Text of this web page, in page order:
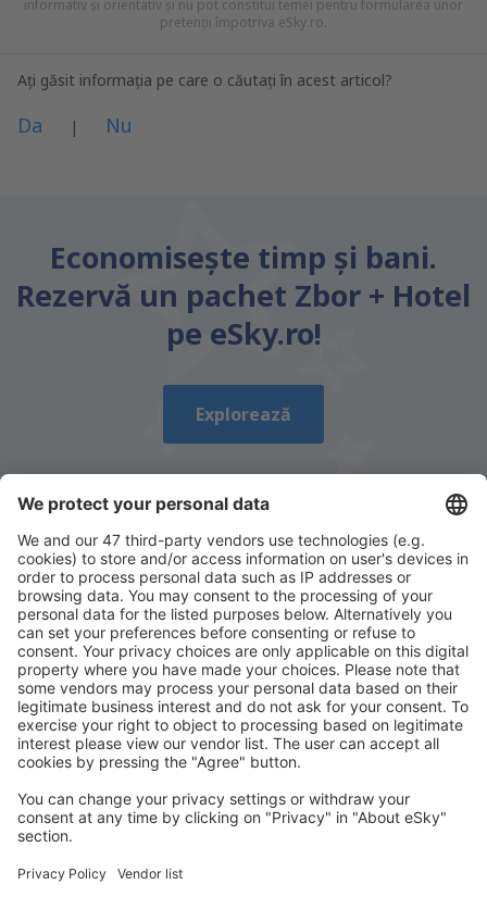
informativ și orientativ și nu pot constitui temei pentru formularea unor
pretenții împotriva eSky.ro.
Ați găsit informația pe care o căutați în acest articol?
Da | Nu
Conține informații incorecte
Nu acoperă complet subiectul
Economiseşte timp și bani.
Rezervă un pachet Zbor + Hotel
pe eSky.ro!
Explorează
Descarcă aplicația noastrăși organizează-ţi
convenabil călătoriile
Planifică-ți călătoria
Bilete de avion